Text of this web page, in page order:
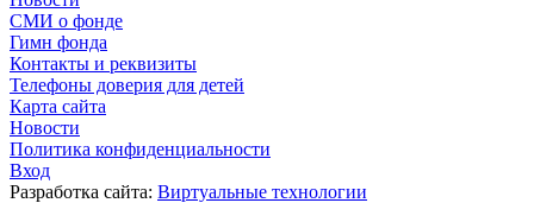
СМИ о фонде
Гимн фонда
Контакты и реквизиты
Телефоны доверия для детей
Карта сайта
Новости
Политика конфиденциальности
Вход
Разработка сайта: Виртуальные технологии